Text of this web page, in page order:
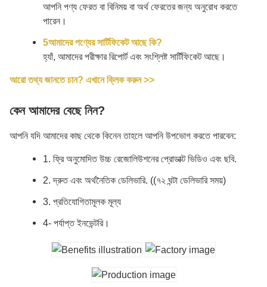
আপনি পণ্য ফেরত বা বিনিময় বা অর্থ ফেরতের জন্য অনুরোধ করতে
পারেন।
5আমাদের পণ্যের সার্টিফিকেট আছে কি?
হ্যাঁ, আমাদের পরীক্ষার রিপোর্ট এবং সংশ্লিষ্ট সার্টিফিকেট আছে।
আরো তথ্য জানতে চান? এখানে ক্লিক করুন >>
কেন আমাদের বেছে নিন?
আপনি যদি আমাদের কাছ থেকে কিনেন তাহলে আপনি উপভোগ করতে পারবেন:
1. ফ্রি অনুমোদিত উচ্চ রেজোলিউশনের প্রোডাক্ট ভিডিও এবং ছবি.
2. দ্রুত এবং অর্থনৈতিক ডেলিভারি. ((৭২ ঘন্টা ডেলিভারি সময়)
3. প্রতিযোগিতামূলক মূল্য
4- পর্যাপ্ত ইনভেন্টরি।